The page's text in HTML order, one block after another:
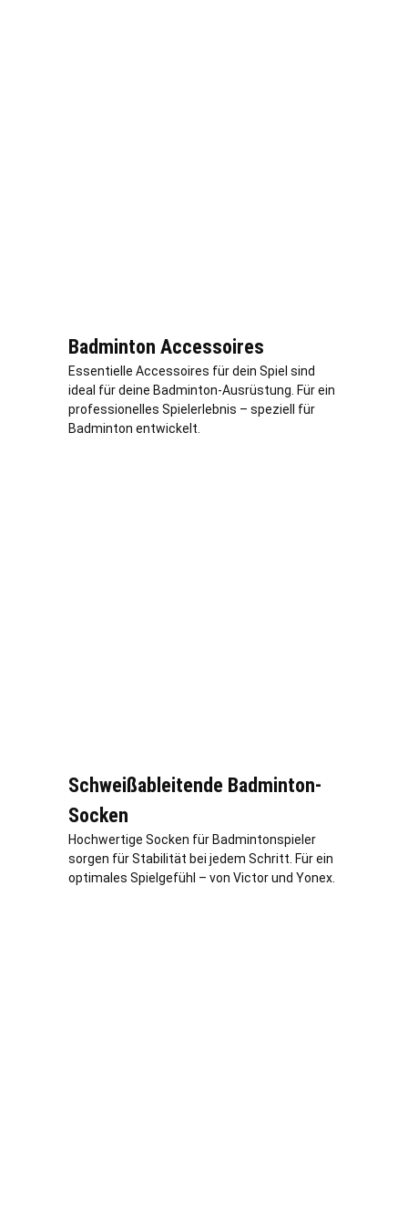
Badminton Accessoires
Essentielle Accessoires für dein Spiel sind
ideal für deine Badminton-Ausrüstung. Für ein
professionelles Spielerlebnis – speziell für
Badminton entwickelt.
Schweißableitende Badminton-
Socken
Hochwertige Socken für Badmintonspieler
sorgen für Stabilität bei jedem Schritt. Für ein
optimales Spielgefühl – von Victor und Yonex.